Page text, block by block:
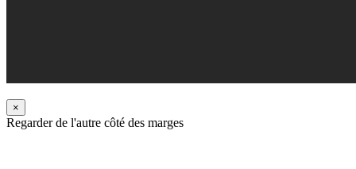
×
Regarder de l'autre côté des marges